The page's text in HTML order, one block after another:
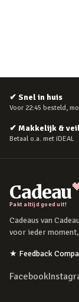
✔ Snel in huis
Voor 22:45 besteld,
✔ Makkelijk &
Betaal o.a. met iDEAL
Cadeau
Pakt altijd goed uit!
Cadeaus van
voor ieder
★ Feedback
Facebook